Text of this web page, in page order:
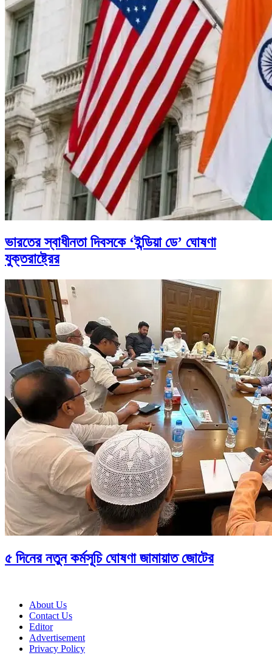
ভারতের স্বাধীনতা দিবসকে ‘ইন্ডিয়া ডে’ ঘোষণা
যুক্তরাষ্ট্রের
৫ দিনের নতুন কর্মসূচি ঘোষণা জামায়াত জোটের
About Us
Contact Us
Editor
Advertisement
Privacy Policy